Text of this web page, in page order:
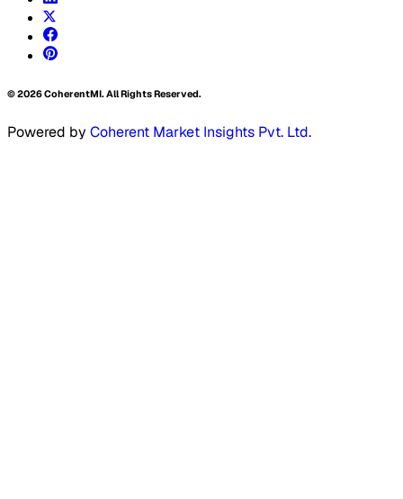
©2026CoherentMI. All Rights Reserved.
Powered by Coherent Market Insights Pvt. Ltd.